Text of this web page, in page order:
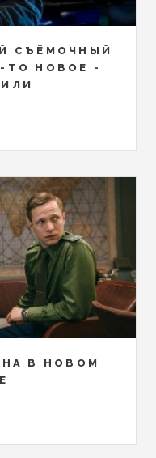
СЪЁМОЧНЫЙ
ТО НОВОЕ -
В НОВОМ